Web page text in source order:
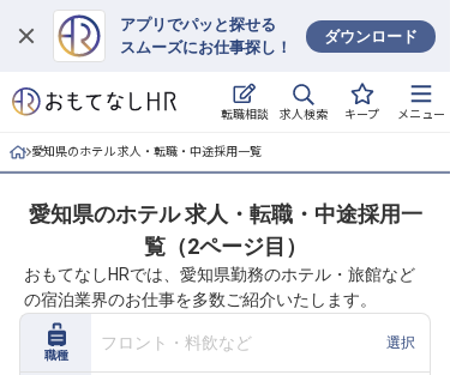
アプリでパッと探せる
スムーズにお仕事探し！
ダウンロード
転職相談 求人検索 キープ メニュー
ログイン
求人・施設を探す
就職・転職 合同説明会
おもてなしHRについて
ご利用の流れ
愛知県のホテル 求人・転職・中途採用一覧
愛知県のホテル 求人・転職・中途採用一
覧（2ページ目）
おもてなしHRでは、愛知県勤務のホテル・旅館など
の宿泊業界のお仕事を多数ご紹介いたします。
職種
フロント・料飲など 選択